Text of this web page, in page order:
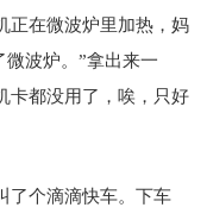
正在微波炉里加热，妈
波炉。”拿出来一
卡都没用了，唉，只好
了个滴滴快车。下车